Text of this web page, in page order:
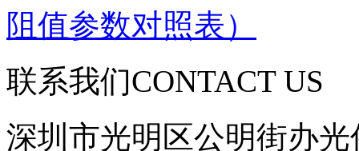
阻值参数对照表）
联系我们CONTACT US
深圳市光明区公明街办